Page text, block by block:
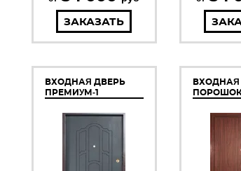
ЗАКАЗАТЬ
ВХОДНАЯ ДВЕРЬ
ПРЕМИУМ-1
ВХОДНАЯ